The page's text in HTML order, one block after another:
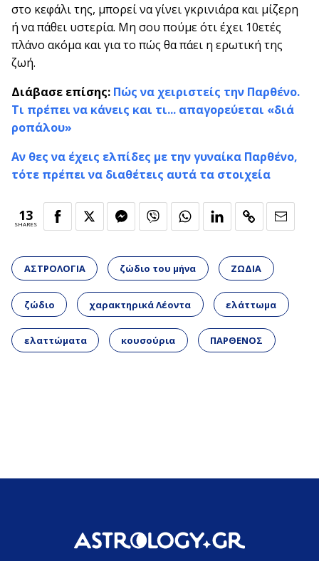
στο κεφάλι της, μπορεί να γίνει γκρινιάρα και μίζερη
ή να πάθει υστερία. Μη σου πούμε ότι έχει 10ετές
πλάνο ακόμα και για το πώς θα πάει η ερωτική της
ζωή.
Διάβασε επίσης: Πώς να χειριστείς την Παρθένο.
Τι πρέπει να κάνεις και τι... απαγορεύεται «διά
ροπάλου»
Αν θες να έχεις ελπίδες με την γυναίκα Παρθένο,
τότε πρέπει να διαθέτεις αυτά τα στοιχεία
13
SHARES
ΑΣΤΡΟΛΟΓΙΑ ζώδιο του μήνα ΖΩΔΙΑ
ζώδιο χαρακτηρικά Λέοντα ελάττωμα
ελαττώματα κουσούρια ΠΑΡΘΕΝΟΣ